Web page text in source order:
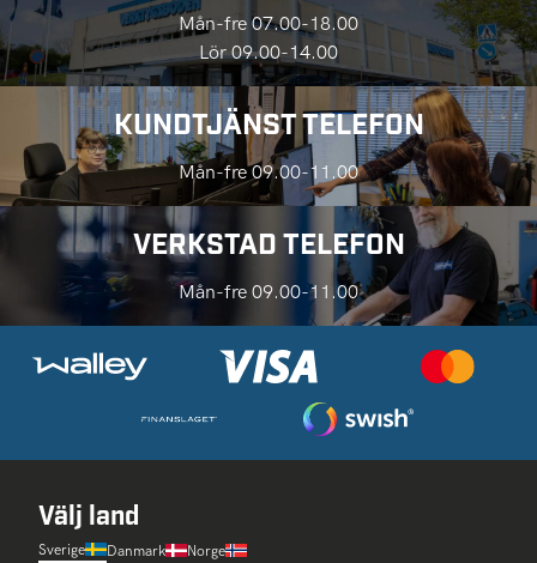
Mån-fre 07.00-18.00
Lör 09.00-14.00
KUNDTJÄNST TELEFON
Mån-fre 09.00-11.00
VERKSTAD TELEFON
Mån-fre 09.00-11.00
Välj land
Sverige Danmark Norge